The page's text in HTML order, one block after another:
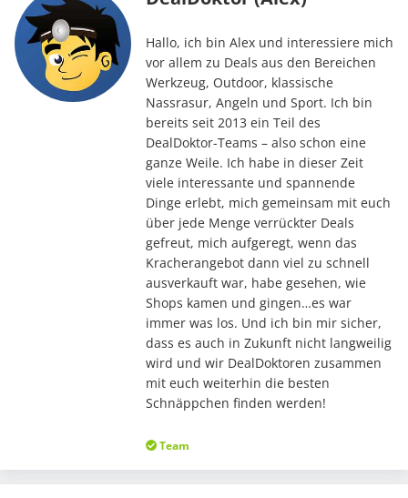
Hallo, ich bin Alex und interessiere mich
vor allem zu Deals aus den Bereichen
Werkzeug, Outdoor, klassische
Nassrasur, Angeln und Sport. Ich bin
bereits seit 2013 ein Teil des
DealDoktor-Teams – also schon eine
ganze Weile. Ich habe in dieser Zeit
viele interessante und spannende
Dinge erlebt, mich gemeinsam mit euch
über jede Menge verrückter Deals
gefreut, mich aufgeregt, wenn das
Kracherangebot dann viel zu schnell
ausverkauft war, habe gesehen, wie
Shops kamen und gingen…es war
immer was los. Und ich bin mir sicher,
dass es auch in Zukunft nicht langweilig
wird und wir DealDoktoren zusammen
mit euch weiterhin die besten
Schnäppchen finden werden!
Team